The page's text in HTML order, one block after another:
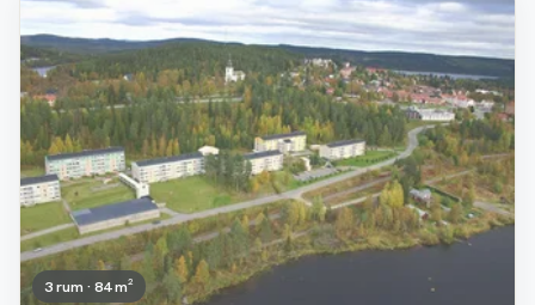
Borttagen
3 rum · 84 m²